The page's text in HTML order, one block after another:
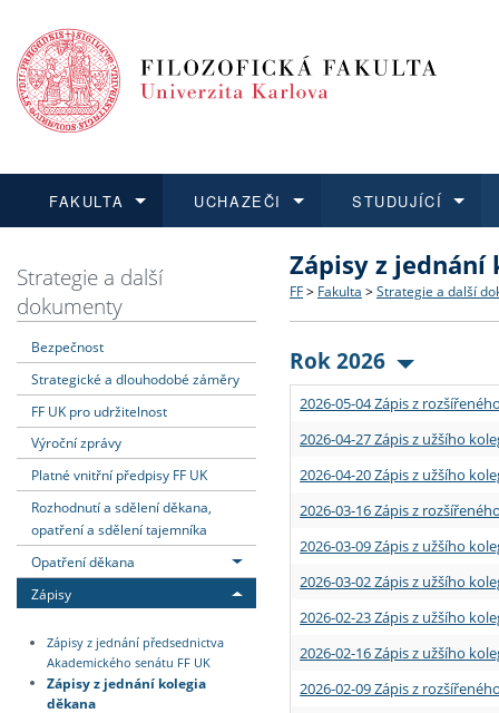
FAKULTA
Dozvědět se více
Struktura a historie
Strategie a další
Podpora a benefity pro
Absolventi fakulty
UCHAZEČI
Podat přihlášku
Co studovat a jak se
Učitelské studijní
Informace k průběhu
STUDUJÍCÍ
Dozvědět se více
Bakalářské a magisterské
Doktorské studium
Rigorózní řízení
Dozvědět se více
O vědě a výzkumu na FF
Akademické kvalifikace
Granty a projekty
Dozvědět se více
Aktuální nabídky a
Vyjíždějící studenti
Přijíždějící studenti
Vyjíždějící zaměstnanci
Strategie a další
dokumenty
Bezpečnost
Strategické a dlouhodobé záměry
FF UK pro udržitelnost
Výroční zprávy
Platné vnitřní předpisy FF UK
Rozhodnutí a sdělení děkana,
opatření a sdělení tajemníka
Opatření děkana
Zápisy
Zápisy z jednání předsednictva
Akademického senátu FF UK
Zápisy z jednání kolegia
děkana
Zápisy z jednání
FF > Fakulta > Strategie a další
Rok 2026
2026-05-04 Zápis z
2026-04-27 Zápis z užšího
2026-04-20 Zápis z užšího
2026-03-16 Zápis z
2026-03-09 Zápis z užšího
2026-03-02 Zápis z užšího
2026-02-23 Zápis z užšího
2026-02-16 Zápis z užšího
2026-02-09 Zápis z